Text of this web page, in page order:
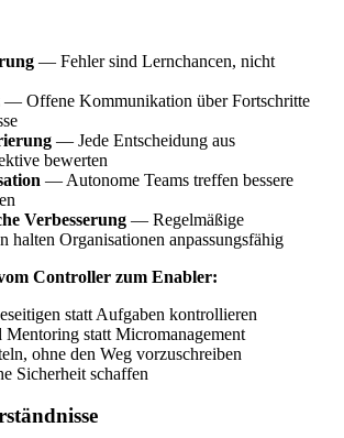
— Fehler sind Lernchancen, nicht
— Offene Kommunikation über Fortschritte
— Jede Entscheidung aus
bewerten
— Autonome Teams treffen bessere
Verbesserung — Regelmäßige
halten Organisationen anpassungsfähig
Controller zum Enabler:
statt Aufgaben kontrollieren
Mentoring statt Micromanagement
ohne den Weg vorzuschreiben
Sicherheit schaffen